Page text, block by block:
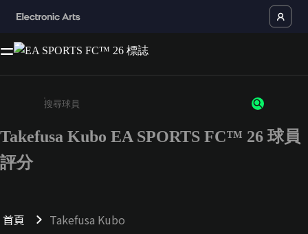
請輸入至少 3 個字元或數字
Takefusa Kubo EA SPORTS FC™ 26 球員
評分
首頁 Takefusa Kubo